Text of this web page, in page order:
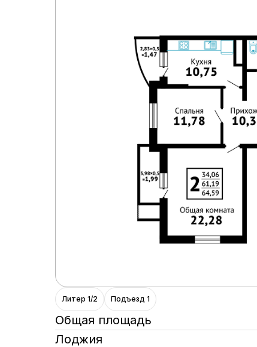
Литер 1/2 Подъезд 1
Общая площадь
Лоджия